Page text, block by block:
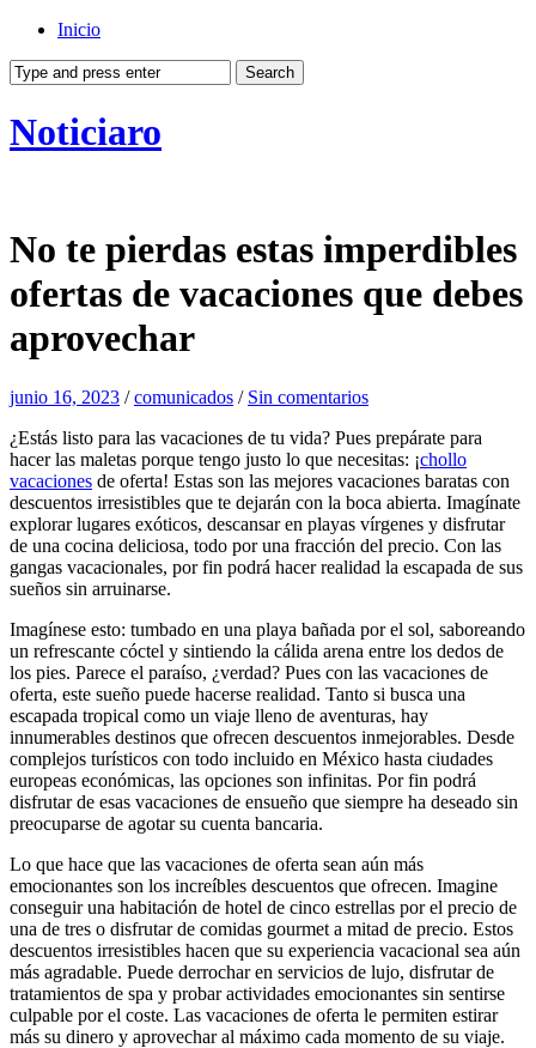
Inicio
Noticiaro
No te pierdas estas imperdibles
ofertas de vacaciones que debes
aprovechar
junio 16, 2023 /comunicados / Sin comentarios
¿Estás listo para las vacaciones de tu vida? Pues prepárate para
hacer las maletas porque tengo justo lo que necesitas: ¡chollo
vacaciones de oferta! Estas son las mejores vacaciones baratas con
descuentos irresistibles que te dejarán con la boca abierta. Imagínate
explorar lugares exóticos, descansar en playas vírgenes y disfrutar
de una cocina deliciosa, todo por una fracción del precio. Con las
gangas vacacionales, por fin podrá hacer realidad la escapada de sus
sueños sin arruinarse.
Imagínese esto: tumbado en una playa bañada por el sol, saboreando
un refrescante cóctel y sintiendo la cálida arena entre los dedos de
los pies. Parece el paraíso, ¿verdad? Pues con las vacaciones de
oferta, este sueño puede hacerse realidad. Tanto si busca una
escapada tropical como un viaje lleno de aventuras, hay
innumerables destinos que ofrecen descuentos inmejorables. Desde
complejos turísticos con todo incluido en México hasta ciudades
europeas económicas, las opciones son infinitas. Por fin podrá
disfrutar de esas vacaciones de ensueño que siempre ha deseado sin
preocuparse de agotar su cuenta bancaria.
Lo que hace que las vacaciones de oferta sean aún más
emocionantes son los increíbles descuentos que ofrecen. Imagine
conseguir una habitación de hotel de cinco estrellas por el precio de
una de tres o disfrutar de comidas gourmet a mitad de precio. Estos
descuentos irresistibles hacen que su experiencia vacacional sea aún
más agradable. Puede derrochar en servicios de lujo, disfrutar de
tratamientos de spa y probar actividades emocionantes sin sentirse
culpable por el coste. Las vacaciones de oferta le permiten estirar
más su dinero y aprovechar al máximo cada momento de su viaje.